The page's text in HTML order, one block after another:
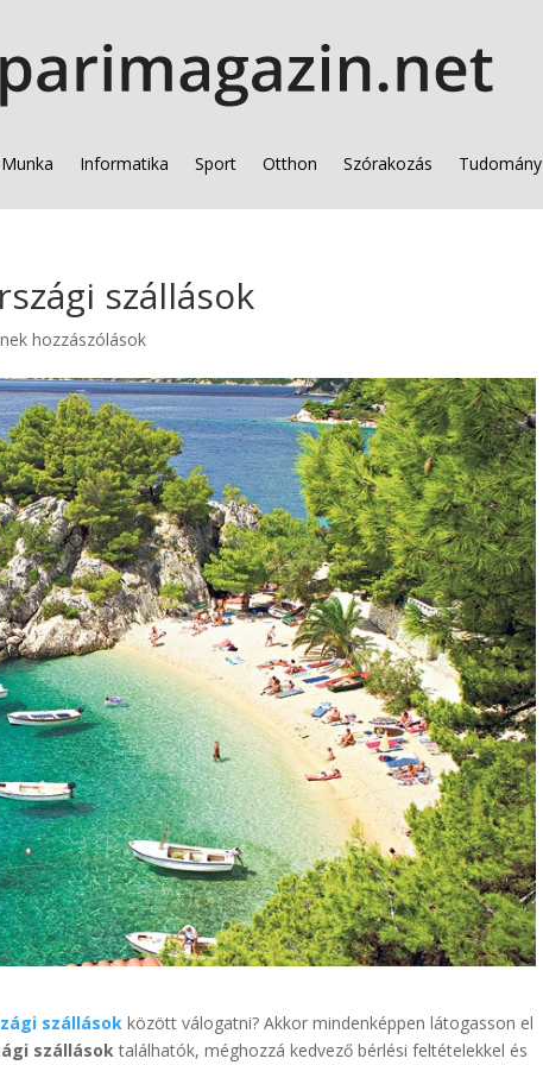
Munka Informatika Sport Otthon Szórakozás Tudomány
szállások
hozzászólások
szállások között válogatni? Akkor mindenképpen látogasson el
szállások találhatók, méghozzá kedvező bérlési feltételekkel és